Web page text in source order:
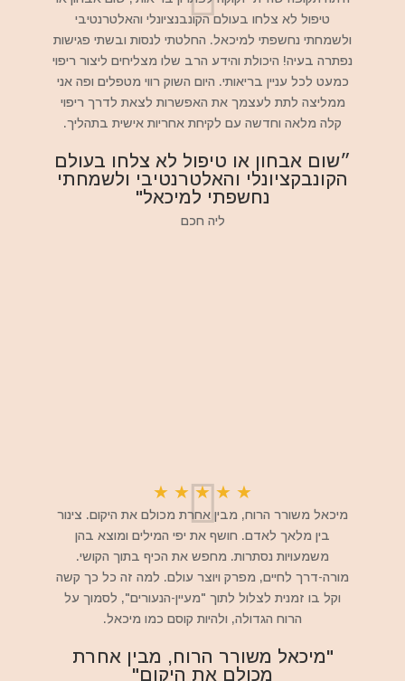
טיפול לא צלחו בעולם הקונבנציונלי והאלטרנטיבי
ולשמחתי נחשפתי למיכאל. החלטתי לנסות ובשתי פגישות
נפתרה בעיה! היכולת והידע הרב שלו מצליחים ליצור ריפוי
כמעט לכל עניין בריאותי. היום השוק רווי מטפלים ופה אני
ממליצה לתת לעצמך את האפשרות לצאת לדרך ריפוי
קלה מלאה וחדשה עם לקיחת אחריות אישית בתהליך.
״שום אבחון או טיפול לא צלחו בעולם
הקונבקציונלי והאלטרנטיבי ולשמחתי
נחשפתי למיכאל"
ליה חכם
★
★
★
★
★
מיכאל משורר הרוח, מבין אחרת מכולם את היקום. צינור
בין מלאך לאדם. חושף את יפי המילים ומוצא בהן
משמעויות נסתרות. מחפש את הכיף בתוך הקושי.
מורה-דרך לחיים, מפרק ויוצר עולם. למה זה כל כך קשה
וקל בו זמנית לצלול לתוך "מעיין-הנעורים", לסמוך על
הרוח הגדולה, ולהיות קוסם כמו מיכאל.
"מיכאל משורר הרוח, מבין אחרת
מכולם את היקום"